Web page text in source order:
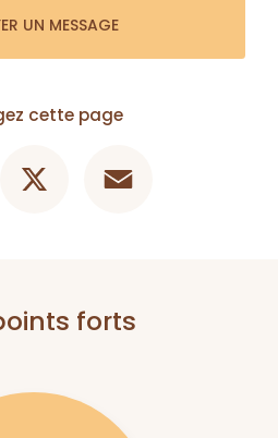
UN MESSAGE
cette page
forts